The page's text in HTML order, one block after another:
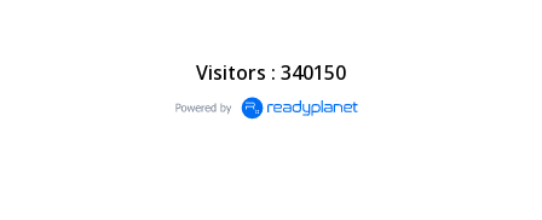
Visitors : 340150